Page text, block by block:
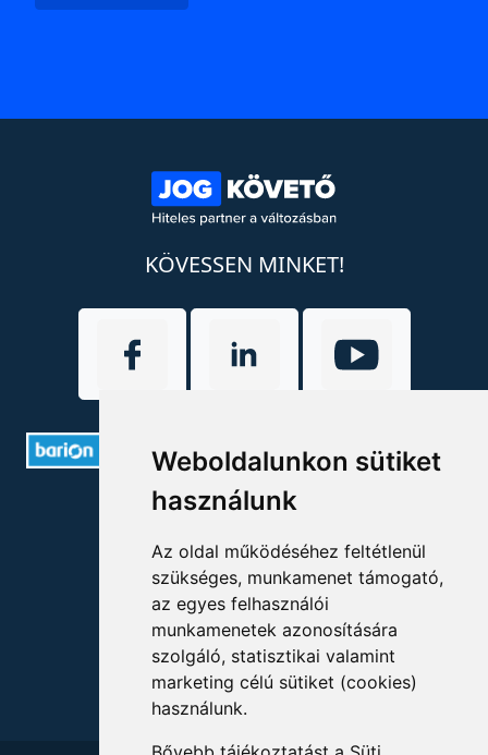
Weboldalunkon sütiket
használunk
Az oldal működéséhez feltétlenül
szükséges, munkamenet támogató,
az egyes felhasználói
munkamenetek azonosítására
szolgáló, statisztikai valamint
marketing célú sütiket (cookies)
használunk.
KÖVESSEN MINKET!
ELÉRHETŐSÉGEK
+36 1 880 7600
info@mprx.hu